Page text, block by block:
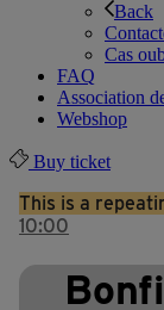
Back
Cas
FAQ
Association
Webshop
Buy ticket
This is a
10:00